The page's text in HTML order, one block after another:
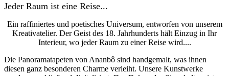
Jeder Raum ist eine Reise...
Ein raffiniertes und poetisches Universum, entworfen von unserem
Kreativatelier. Der Geist des 18. Jahrhunderts hält Einzug in Ihr
Interieur, wo jeder Raum zu einer Reise wird....
Die Panoramatapeten von Ananbô sind handgemalt, was ihnen
diesen ganz besonderen Charme verleiht. Unsere Kunstwerke